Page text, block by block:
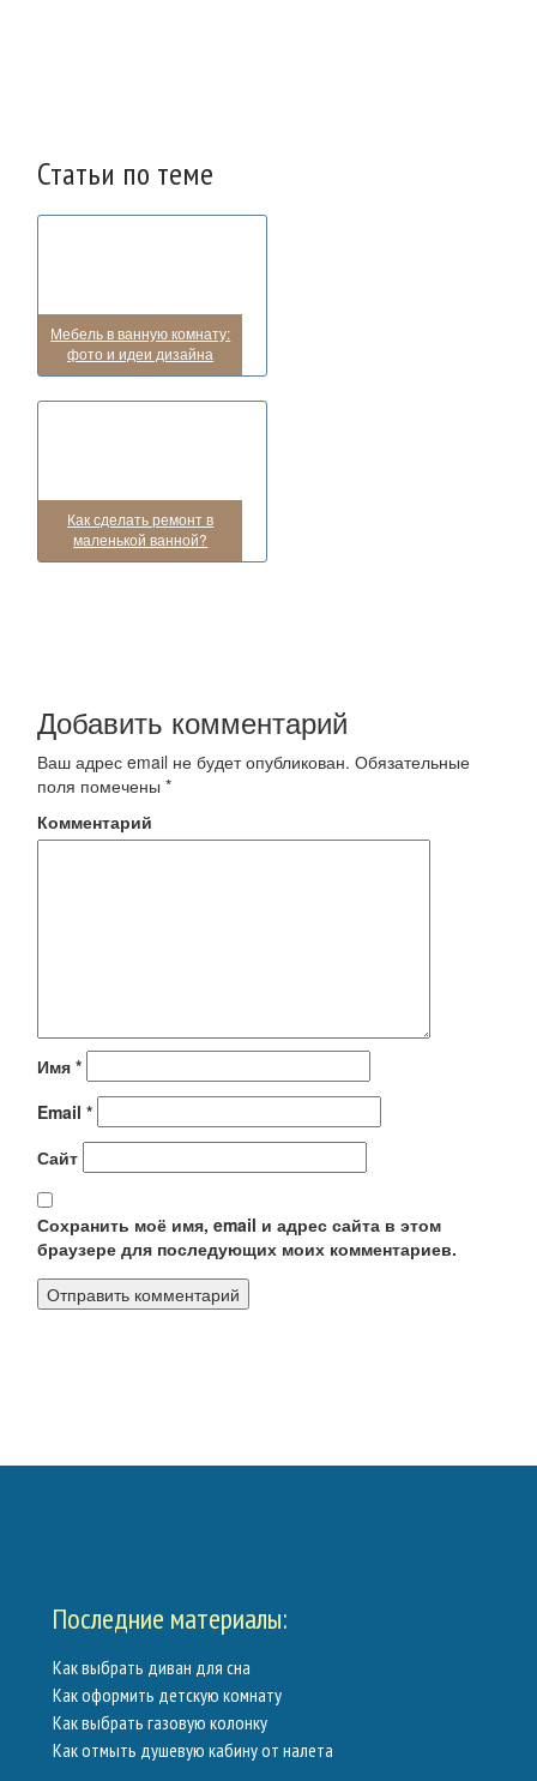
Статьи по теме
Мебель в ванную комнату:
фото и идеи дизайна
Как сделать ремонт в
маленькой ванной?
Добавить комментарий
Ваш адрес email не будет опубликован. Обязательные
поля помечены*
Комментарий
Имя*
Email*
Сайт
Сохранить моё имя, email и адрес сайта в этом
браузере для последующих моих комментариев.
Последние материалы:
Как выбрать диван для сна
Как оформить детскую комнату
Как выбрать газовую колонку
Как отмыть душевую кабину от налета